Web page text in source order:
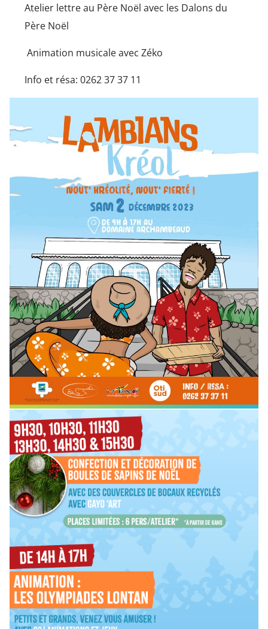
Atelier lettre au Père Noël avec les Dalons du
Père Noël
Animation musicale avec Zéko
Info et résa: 0262 37 37 11